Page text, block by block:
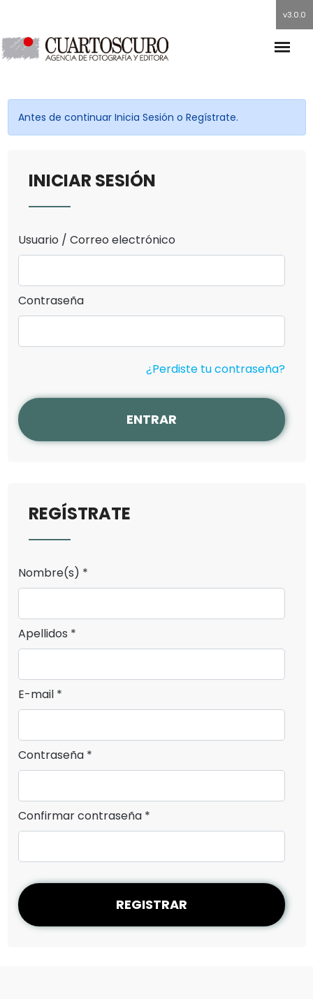
v3.0.0
Antes de continuar Inicia Sesión o Regístrate.
INICIAR SESIÓN
Usuario / Correo electrónico
Contraseña
¿Perdiste tu contraseña?
ENTRAR
REGÍSTRATE
Nombre(s) *
Apellidos *
E-mail *
Contraseña *
Confirmar contraseña *
REGISTRAR